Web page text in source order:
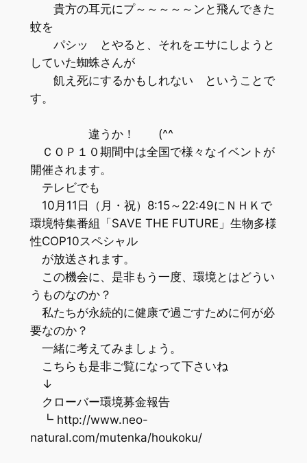
貴方の耳元にプ～～～～～ンと飛んできた
蚊を
パシッ とやると、それをエサにしようと
していた蜘蛛さんが
飢え死にするかもしれない ということで
す。
違うか！ (^^ゞ
ＣＯＰ１０期間中は全国で様々なイベントが
開催されます。
テレビでも
10月11日（月・祝）8:15～22:49にＮＨＫで
環境特集番組「SAVE THE FUTURE」生物多様
性COP10スペシャル
が放送されます。
この機会に、是非もう一度、環境とはどうい
うものなのか？
私たちが永続的に健康で過ごすために何が必
要なのか？
一緒に考えてみましょう。
こちらも是非ご覧になって下さいね
↓
クローバー環境募金報告
┗ http://www.neo-
natural.com/mutenka/houkoku/